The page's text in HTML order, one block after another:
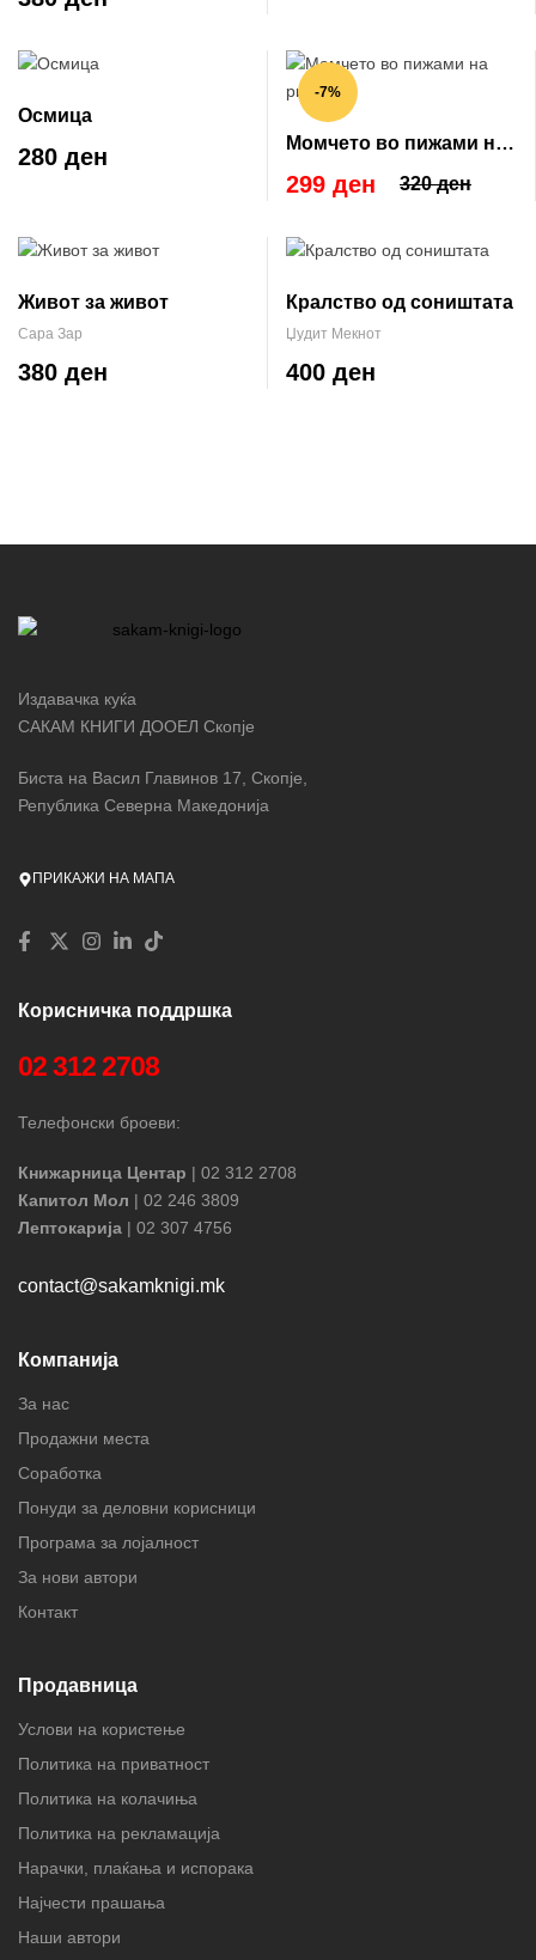
Осмица
280 ден
-7%
Момчето во пижами на
риги
320 ден
299 ден
Живот за живот
Сара Зар
380 ден
Кралство од соништата
Џудит Мекнот
400 ден
Издавачка куќа
САКАМ КНИГИ ДООЕЛ Скопје
Биста на Васил Главинов 17, Скопје,
Република Северна Македонија
ПРИКАЖИ НА МАПА
Корисничка поддршка
02 312 2708
Телефонски броеви:
Книжарница Центар | 02 312 2708
Капитол Мол | 02 246 3809
Лептокарија | 02 307 4756
contact@sakamknigi.mk
Компанија
За нас
Продажни места
Соработка
Понуди за деловни корисници
Програма за лојалност
За нови автори
Контакт
Продавница
Услови на користење
Политика на приватност
Политика на колачиња
Политика на рекламација
Нарачки, плаќања и испорака
Најчести прашања
Наши автори